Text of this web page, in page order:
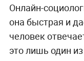
Онлайн-
она быстрая и
человек
это лишь один